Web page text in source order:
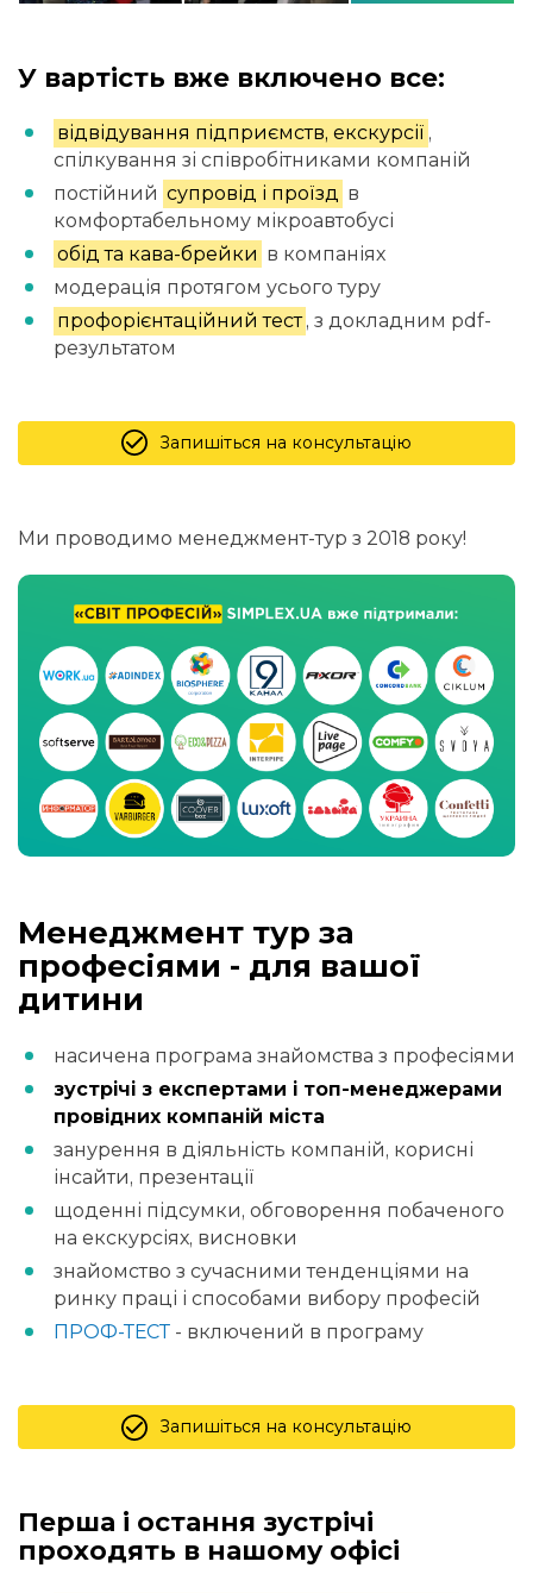
У вартість вже включено все:
відвідування підприємств, екскурсії ,
спілкування зі співробітниками компаній
постійний супровід і проїзд в
комфортабельному мікроавтобусі
обід та кава-брейки в компаніях
модерація протягом усього туру
профорієнтаційний тест , з докладним pdf-
результатом
Запишіться на консультацію
Ми проводимо менеджмент-тур з 2018 року!
Менеджмент тур за
професіями - для вашої
дитини
насичена програма знайомства з професіями
зустрічі з експертами і топ-менеджерами
провідних компаній міста
занурення в діяльність компаній, корисні
інсайти, презентації
щоденні підсумки, обговорення побаченого
на екскурсіях, висновки
знайомство з сучасними тенденціями на
ринку праці і способами вибору професій
ПРОФ-ТЕСТ - включений в програму
Запишіться на консультацію
Перша і остання зустрічі
проходять в нашому офісі